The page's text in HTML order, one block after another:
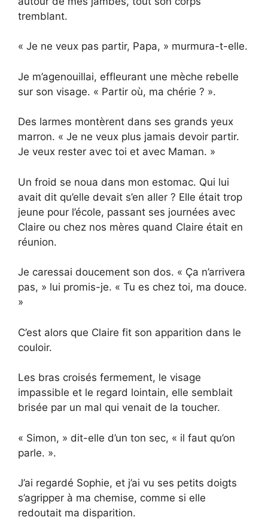
tremblant.
« Je ne veux pas partir, Papa, » murmura-t-elle.
Je m’agenouillai, effleurant une mèche rebelle
sur son visage. « Partir où, ma chérie ? ».
Des larmes montèrent dans ses grands yeux
marron. « Je ne veux plus jamais devoir partir.
Je veux rester avec toi et avec Maman. »
Un froid se noua dans mon estomac. Qui lui
avait dit qu’elle devait s’en aller ? Elle était trop
jeune pour l’école, passant ses journées avec
Claire ou chez nos mères quand Claire était en
réunion.
Je caressai doucement son dos. « Ça n’arrivera
pas, » lui promis-je. « Tu es chez toi, ma douce.
»
C’est alors que Claire fit son apparition dans le
couloir.
Les bras croisés fermement, le visage
impassible et le regard lointain, elle semblait
brisée par un mal qui venait de la toucher.
« Simon, » dit-elle d’un ton sec, « il faut qu’on
parle. ».
J’ai regardé Sophie, et j’ai vu ses petits doigts
s’agripper à ma chemise, comme si elle
redoutait ma disparition.